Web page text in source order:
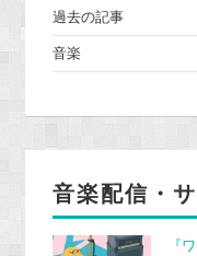
過去の記事
音楽
音楽配信・
『